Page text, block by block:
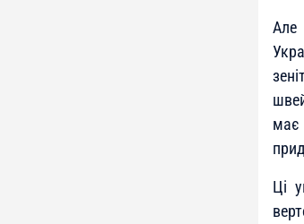
Але
має
Ці